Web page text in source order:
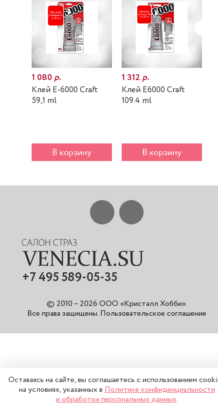
1 080р.
Клей E-6000 Craft
59,1 ml
В корзину
1 312р.
Клей E6000 Craft
109.4 ml
В корзину
+7 495 589-05-35
© 2010 – 2026 ООО «Кристалл Хобби».
Все права защищены. Пользовательское соглашение
Оставаясь на сайте, вы соглашаетесь с использованием
на условиях, указанных вПолитике конфиденциальности
и обработки персональных данных.